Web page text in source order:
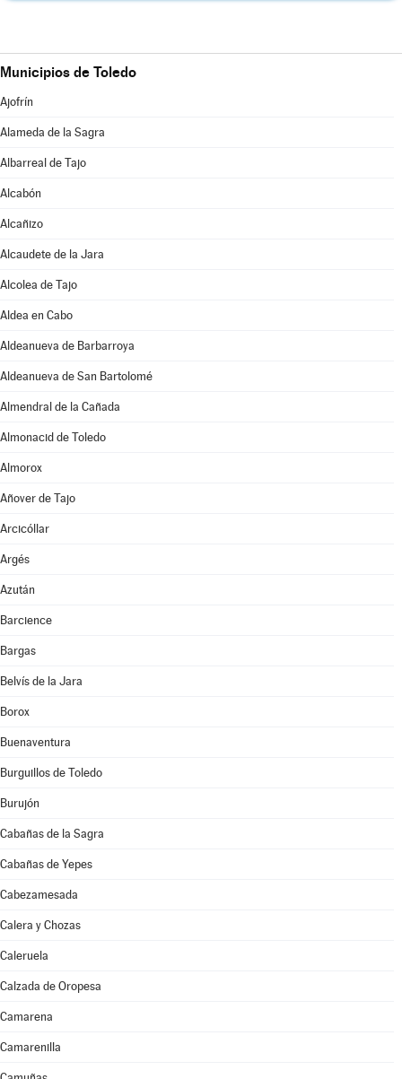
Municipios de Toledo
Ajofrín
Alameda de la Sagra
Albarreal de Tajo
Alcabón
Alcañizo
Alcaudete de la Jara
Alcolea de Tajo
Aldea en Cabo
Aldeanueva de Barbarroya
Aldeanueva de San Bartolomé
Almendral de la Cañada
Almonacid de Toledo
Almorox
Añover de Tajo
Arcicóllar
Argés
Azután
Barcience
Bargas
Belvís de la Jara
Borox
Buenaventura
Burguillos de Toledo
Burujón
Cabañas de la Sagra
Cabañas de Yepes
Cabezamesada
Calera y Chozas
Caleruela
Calzada de Oropesa
Camarena
Camarenilla